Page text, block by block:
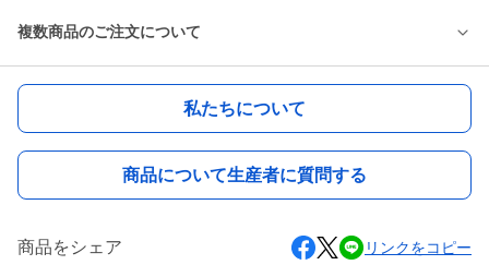
複数商品のご注文について
私たちについて
商品について生産者に質問する
商品をシェア リンクをコピー